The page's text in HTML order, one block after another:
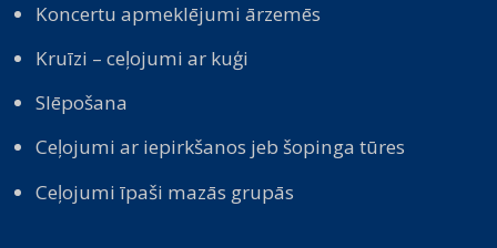
Koncertu apmeklējumi ārzemēs
Kruīzi – ceļojumi ar kuģi
Slēpošana
Ceļojumi ar iepirkšanos jeb šopinga tūres
Ceļojumi īpaši mazās grupās